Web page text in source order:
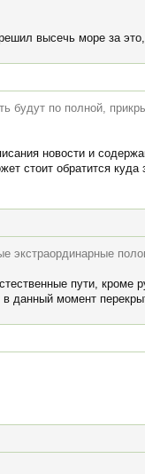
высечь море за
будут по полной,
новости и
стоит обратится
экстраординарные
пути, кроме
в данный момент